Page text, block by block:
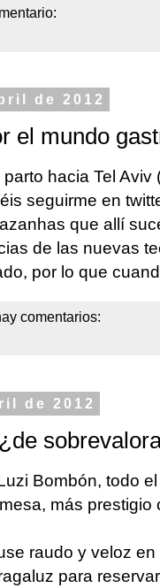
de 2012
el mundo
hacia Tel
seguirme en
que allí
de las nuevas
por lo que
comentarios:
de 2012
Bombón, todo
más
raudo y veloz
para